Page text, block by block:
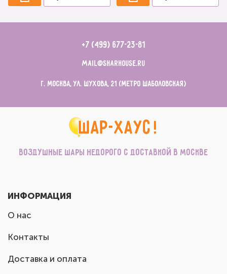
+7 (499) 677-23-81
mail@sharhouse.ru
г. Москва, ул. Шухова, 21 (метро Шаболовская)
Воздушные шары недорого с доставкой в Москве
ИНФОРМАЦИЯ
О нас
Контакты
Доставка и оплата